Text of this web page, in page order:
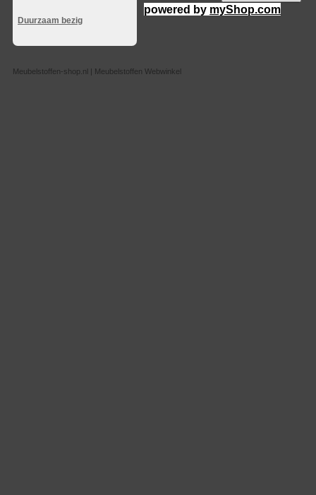
Duurzaam bezig
powered by myShop.com
Meubelstoffen-shop.nl | Meubelstoffen Webwinkel